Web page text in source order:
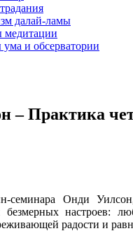
далай-ламы
медитации
и обсерватории
– Практика
семинара Онди
безмерных настроев:
радости и